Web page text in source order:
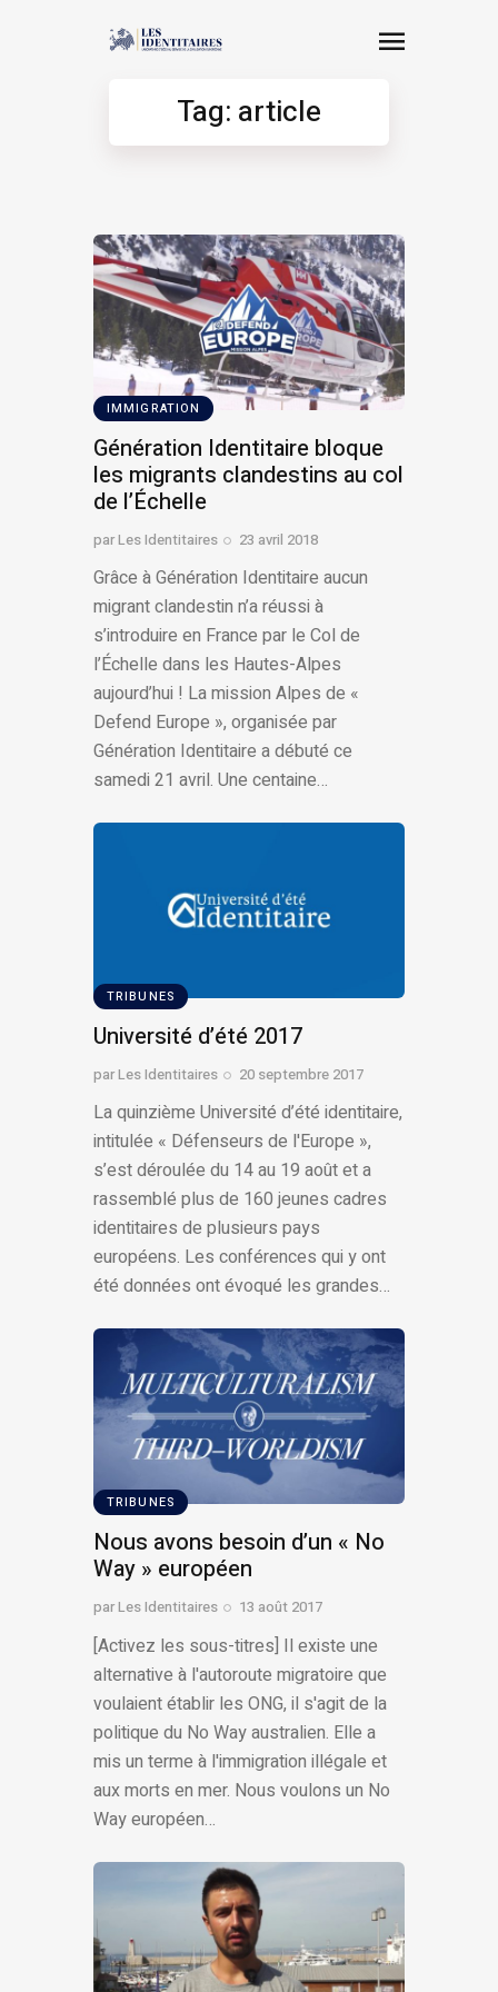
Tag: article
IMMIGRATION
Génération Identitaire bloque
les migrants clandestins au col
de l’Échelle
parLes Identitaires 23 avril 2018
Grâce à Génération Identitaire aucun
migrant clandestin n’a réussi à
s’introduire en France par le Col de
l’Échelle dans les Hautes-Alpes
aujourd’hui ! La mission Alpes de «
Defend Europe », organisée par
Génération Identitaire a débuté ce
samedi 21 avril. Une centaine…
TRIBUNES
Université d’été 2017
parLes Identitaires 20 septembre 2017
La quinzième Université d’été identitaire,
intitulée « Défenseurs de l'Europe »,
s’est déroulée du 14 au 19 août et a
rassemblé plus de 160 jeunes cadres
identitaires de plusieurs pays
européens. Les conférences qui y ont
été données ont évoqué les grandes…
TRIBUNES
Nous avons besoin d’un « No
Way » européen
parLes Identitaires 13 août 2017
[Activez les sous-titres] Il existe une
alternative à l'autoroute migratoire que
voulaient établir les ONG, il s'agit de la
politique du No Way australien. Elle a
mis un terme à l'immigration illégale et
aux morts en mer. Nous voulons un No
Way européen…